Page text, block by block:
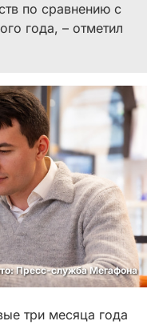
по сравнению с
года, – отметил
Пресс-служба Мегафона
три месяца года